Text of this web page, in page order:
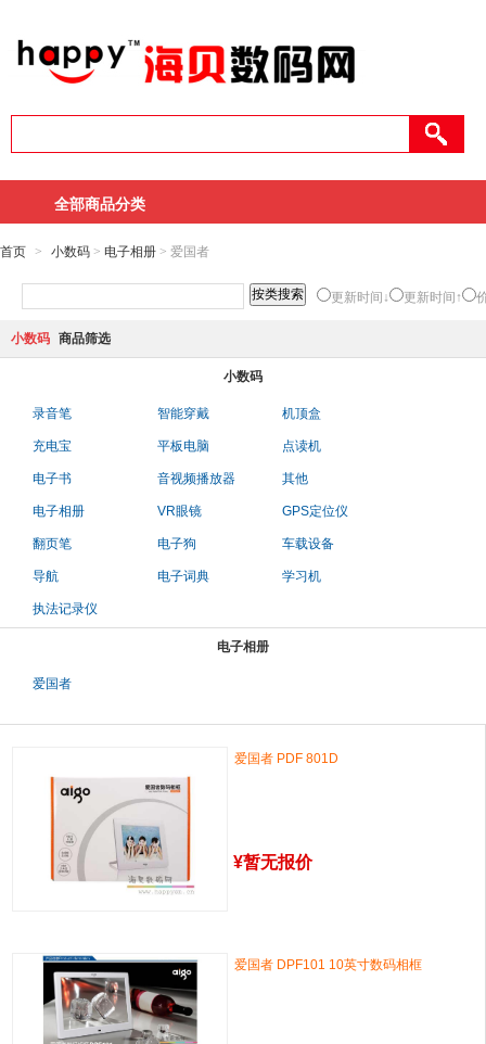
全部商品分类
首页 > 小数码 > 电子相册 > 爱国者
更新时间↓ 更新时间↑
小数码 商品筛选
小数码
录音笔 智能穿戴 机顶盒
充电宝 平板电脑 点读机
电子书 音视频播放器 其他
电子相册 VR眼镜 GPS定位仪
翻页笔 电子狗 车载设备
导航 电子词典 学习机
执法记录仪
电子相册
爱国者
爱国者 PDF 801D
¥暂无报价
爱国者 DPF101 10英寸数码相框